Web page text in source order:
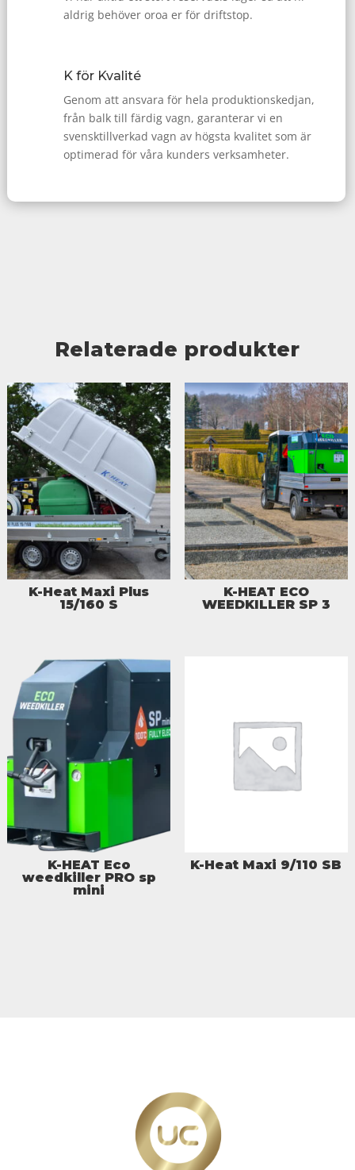
aldrig behöver oroa er för driftstop.
K för Kvalité
Genom att ansvara för hela produktionskedjan,
från balk till färdig vagn, garanterar vi en
svensktillverkad vagn av högsta kvalitet som är
optimerad för våra kunders verksamheter.
Relaterade produkter
K-Heat Maxi Plus
15/160 S
K-HEAT ECO
WEEDKILLER SP 3
K-HEAT Eco
weedkiller PRO sp
mini
K-Heat Maxi 9/110 SB